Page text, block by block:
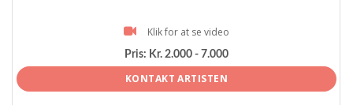
Klik for at se video
Pris: Kr. 2.000 - 7.000
KONTAKT ARTISTEN